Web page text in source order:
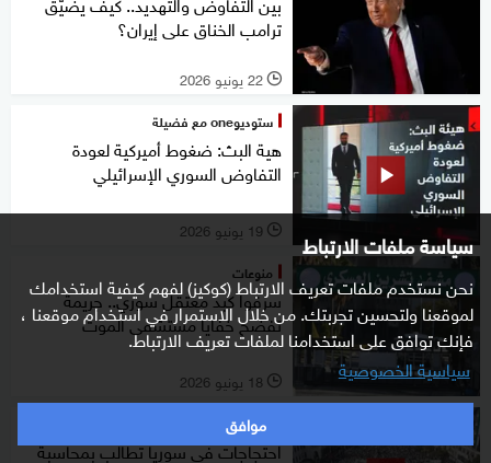
سياسة ملفات الارتباط
نحن نستخدم ملفات تعريف الارتباط (كوكيز) لفهم كيفية استخدامك
لموقعنا ولتحسين تجربتك. من خلال الاستمرار في استخدام موقعنا ،
فإنك توافق على استخدامنا لملفات تعريف الارتباط.
سياسية الخصوصية
موافق
ترامب الخناق على إيران؟
l 22 يونيو 2026
ستوديوone مع فضيلة
هية البث: ضغوط أميركية لعودة
التفاوض السوري الإسرائيلي
l 19 يونيو 2026
منوعات
سرقوا كبد معتقل سوري.. جريمة
تفضح خفايا مستشفى الموت
l 18 يونيو 2026
شرق أوسط
احتجاجات في سوريا تطالب بمحاسبة